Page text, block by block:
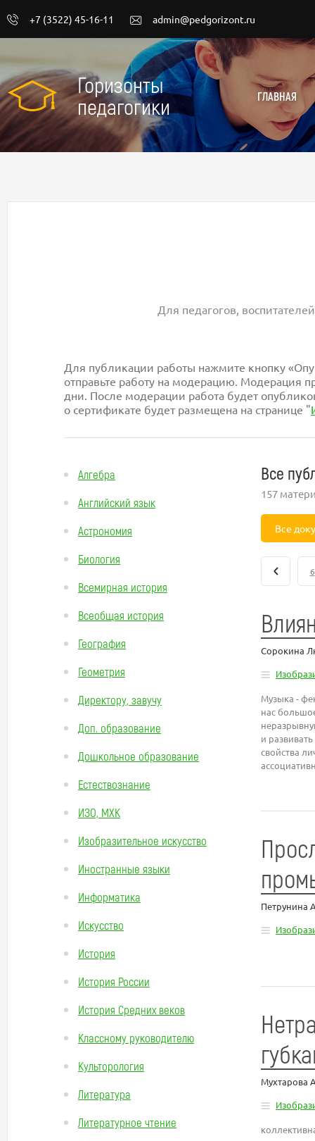
+7 (3522) 45-16-11 admin@pedgorizont.ru
Горизонты
педагогики
ГЛАВНАЯ
Для педагогов,
Для публикации работы нажмите кнопку
отправьте работу на модерацию. Модерация
дни. После модерации работа будет
о сертификате будет размещена на странице "
Алгебра
Английский язык
Астрономия
Биология
Всемирная история
Всеобщая история
География
Геометрия
Директору, завучу
Доп. образование
Дошкольное образование
Естествознание
ИЗО, МХК
Изобразительное искусство
Иностранные языки
Информатика
Искусство
История
История России
История Средних веков
Классному руководителю
Культорология
Литература
Литературное чтение
Все
157
Все
6
Сорокина
Музыка -
нас
и
свойства
Петрунина
Мухтарова